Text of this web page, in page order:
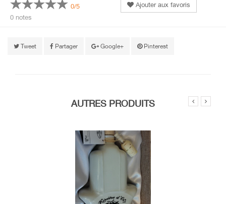
0/5
Ajouter aux favoris
0 notes
Tweet Partager Google+ Pinterest
AUTRES PRODUITS